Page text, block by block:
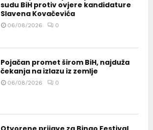
sudu BiH protiv ovjere kandidature
Slavena Kovačevića
06/08/2026 0
Pojačan promet širom BiH, najduža
čekanja na izlazu iz zemlje
06/08/2026 0